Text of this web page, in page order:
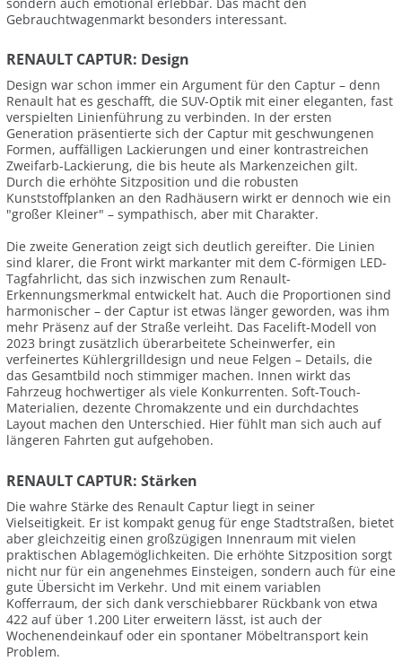
Gebrauchtwagenmarkt besonders interessant.
RENAULT CAPTUR: Design
Design war schon immer ein Argument für den Captur – denn
Renault hat es geschafft, die SUV-Optik mit einer eleganten, fast
verspielten Linienführung zu verbinden. In der ersten
Generation präsentierte sich der Captur mit geschwungenen
Formen, auffälligen Lackierungen und einer kontrastreichen
Zweifarb-Lackierung, die bis heute als Markenzeichen gilt.
Durch die erhöhte Sitzposition und die robusten
Kunststoffplanken an den Radhäusern wirkt er dennoch wie ein
"großer Kleiner" – sympathisch, aber mit Charakter.
Die zweite Generation zeigt sich deutlich gereifter. Die Linien
sind klarer, die Front wirkt markanter mit dem C-förmigen LED-
Tagfahrlicht, das sich inzwischen zum Renault-
Erkennungsmerkmal entwickelt hat. Auch die Proportionen sind
harmonischer – der Captur ist etwas länger geworden, was ihm
mehr Präsenz auf der Straße verleiht. Das Facelift-Modell von
2023 bringt zusätzlich überarbeitete Scheinwerfer, ein
verfeinertes Kühlergrilldesign und neue Felgen – Details, die
das Gesamtbild noch stimmiger machen. Innen wirkt das
Fahrzeug hochwertiger als viele Konkurrenten. Soft-Touch-
Materialien, dezente Chromakzente und ein durchdachtes
Layout machen den Unterschied. Hier fühlt man sich auch auf
längeren Fahrten gut aufgehoben.
RENAULT CAPTUR: Stärken
Die wahre Stärke des Renault Captur liegt in seiner
Vielseitigkeit. Er ist kompakt genug für enge Stadtstraßen, bietet
aber gleichzeitig einen großzügigen Innenraum mit vielen
praktischen Ablagemöglichkeiten. Die erhöhte Sitzposition sorgt
nicht nur für ein angenehmes Einsteigen, sondern auch für eine
gute Übersicht im Verkehr. Und mit einem variablen
Kofferraum, der sich dank verschiebbarer Rückbank von etwa
422 auf über 1.200 Liter erweitern lässt, ist auch der
Wochenendeinkauf oder ein spontaner Möbeltransport kein
Problem.